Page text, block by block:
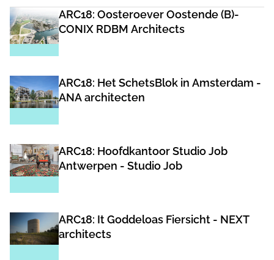
ARC18: Oosteroever Oostende (B)-
CONIX RDBM Architects
ARC18: Het SchetsBlok in Amsterdam -
ANA architecten
ARC18: Hoofdkantoor Studio Job
Antwerpen - Studio Job
ARC18: It Goddeloas Fiersicht - NEXT
architects